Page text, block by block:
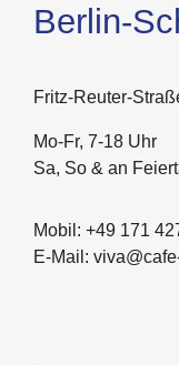
Berlin-
Fritz-Reuter-
Mo-Fr, 7-18 Uhr
Sa, So & an
Mobil: +49 171
E-Mail: